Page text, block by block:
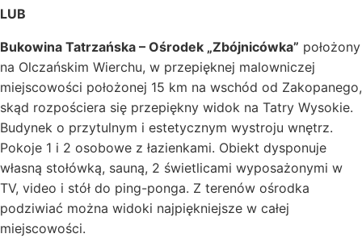
LUB
Bukowina Tatrzańska – Ośrodek „Zbójnicówka” położony
na Olczańskim Wierchu, w przepięknej malowniczej
miejscowości położonej 15 km na wschód od Zakopanego,
skąd rozpościera się przepiękny widok na Tatry Wysokie.
Budynek o przytulnym i estetycznym wystroju wnętrz.
Pokoje 1 i 2 osobowe z łazienkami. Obiekt dysponuje
własną stołówką, sauną, 2 świetlicami wyposażonymi w
TV, video i stół do ping-ponga. Z terenów ośrodka
podziwiać można widoki najpiękniejsze w całej
miejscowości.